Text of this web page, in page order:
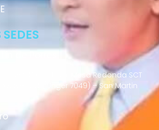
de Porres
Nro. 101 Urb. Mesa Redonda SCT
Gerardo Unger 7049) – San Martin